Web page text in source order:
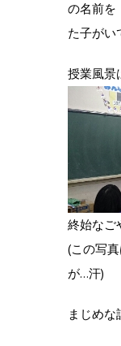
の名前を
た子がい
授業風景
終始なご
(この写
が…汗)
まじめな